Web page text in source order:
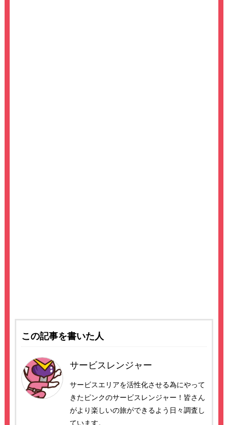
この記事を書いた人
サービスレンジャー
サービスエリアを活性化させる為にやって
きたピンクのサービスレンジャー！皆さん
がより楽しいの旅ができるよう日々調査し
ています。